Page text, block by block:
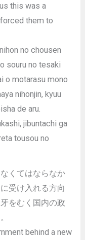
this was a
them to
no chousen
souru no tesaki
o motarasu mono
nihonjin, kyuu
de aru.
jibuntachi ga
tousou no
くてはならなか
受け入れる方向
をむく国内の政
behind a new